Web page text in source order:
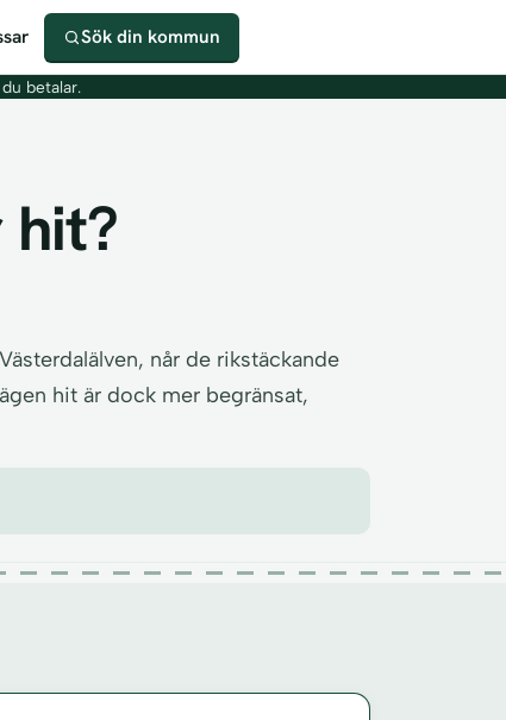
Sök din kommun
betalar.
hit?
når de rikstäckande
hit är dock mer begränsat,